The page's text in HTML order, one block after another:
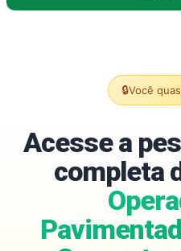
🔒Você
Acesse a
completa